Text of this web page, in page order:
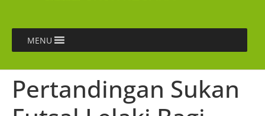
MENU
Pertandingan Sukan